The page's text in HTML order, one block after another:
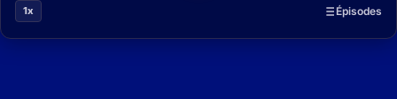
1x
Épisodes